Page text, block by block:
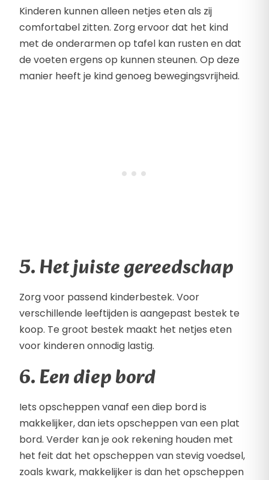
Kinderen kunnen alleen netjes eten als zij
comfortabel zitten. Zorg ervoor dat het kind
met de onderarmen op tafel kan rusten en dat
de voeten ergens op kunnen steunen. Op deze
manier heeft je kind genoeg bewegingsvrijheid.
5. Het juiste gereedschap
Zorg voor passend kinderbestek. Voor
verschillende leeftijden is aangepast bestek te
koop. Te groot bestek maakt het netjes eten
voor kinderen onnodig lastig.
6. Een diep bord
Iets opscheppen vanaf een diep bord is
makkelijker, dan iets opscheppen van een plat
bord. Verder kan je ook rekening houden met
het feit dat het opscheppen van stevig voedsel,
zoals kwark, makkelijker is dan het opscheppen